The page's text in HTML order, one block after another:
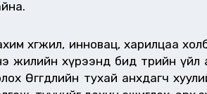
хөгжил, инновац, харилцаа
жилийн хүрээнд бид төрийн үйл
Өгөгдлийн тухай анхдагч